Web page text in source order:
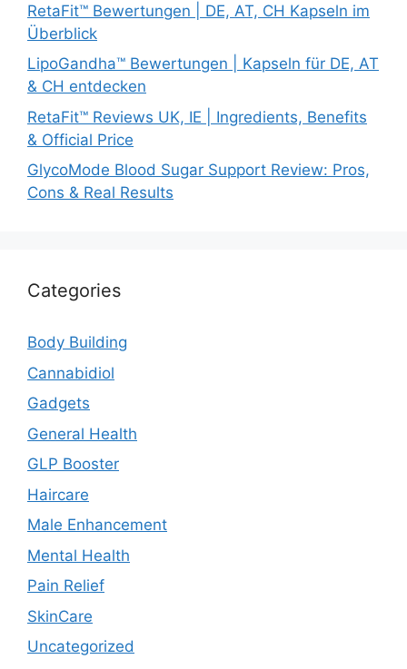
RetaFit™ Bewertungen | DE, AT, CH Kapseln im
Überblick
LipoGandha™ Bewertungen | Kapseln für DE, AT
& CH entdecken
RetaFit™ Reviews UK, IE | Ingredients, Benefits
& Official Price
GlycoMode Blood Sugar Support Review: Pros,
Cons & Real Results
Categories
Body Building
Cannabidiol
Gadgets
General Health
GLP Booster
Haircare
Male Enhancement
Mental Health
Pain Relief
SkinCare
Uncategorized